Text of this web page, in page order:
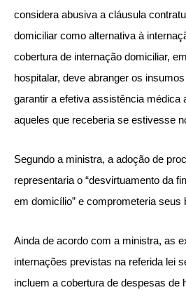
considera abusiva a cláusula
domiciliar como alternativa à
cobertura de internação domiciliar,
hospitalar, deve abranger os
garantir a efetiva assistência médica
aqueles que receberia se estivesse
Segundo a ministra, a adoção de
representaria o “desvirtuamento da
em domicílio” e comprometeria seus
Ainda de acordo com a ministra, as
internações previstas na referida lei
incluem a cobertura de despesas de